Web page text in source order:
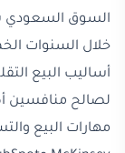
السوق السعودي
خلال السنوات
أساليب البيع
لصالح منافسين
مهارات البيع